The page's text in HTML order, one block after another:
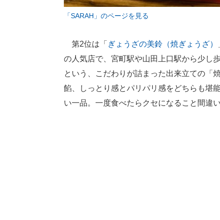
「SARAH」のページを見る
第2位は「 ぎょうざの美鈴（焼ぎょうざ）
の人気店で、宮町駅や山田上口駅から少し
という、こだわりが詰まった出来立ての「
餡、しっとり感とパリパリ感をどちらも堪
い一品。一度食べたらクセになること間違